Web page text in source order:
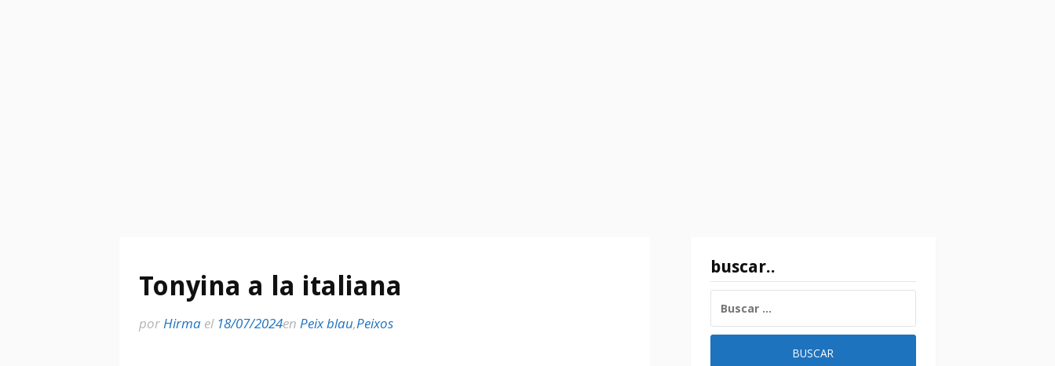
Tonyina a la italiana
porHirma el 18/07/2024en Peix blau,Peixos
buscar..